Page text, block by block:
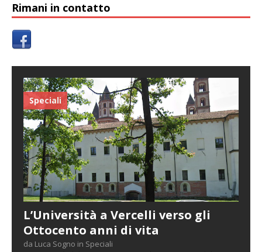
Rimani in contatto
Speciali
L’Università a Vercelli verso gli
Ottocento anni di vita
da Luca Sogno in Speciali